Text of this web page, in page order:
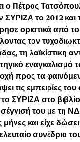
ο Πέτρος
ΣΥΡΙΖΑ το 2012 και
οριστικά από
τον
τη λαϊκίστικη
εναγκαλισμό
προς τα
τις εμπειρίες
ΣΥΡΙΖΑ στο
του με τη ΝΔ
και είχε
συνέδριο